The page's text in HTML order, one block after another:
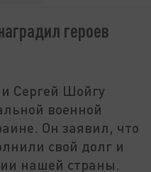
героев
Сергей Шойгу
военной
Он заявил, что
свой долг и
нашей страны.